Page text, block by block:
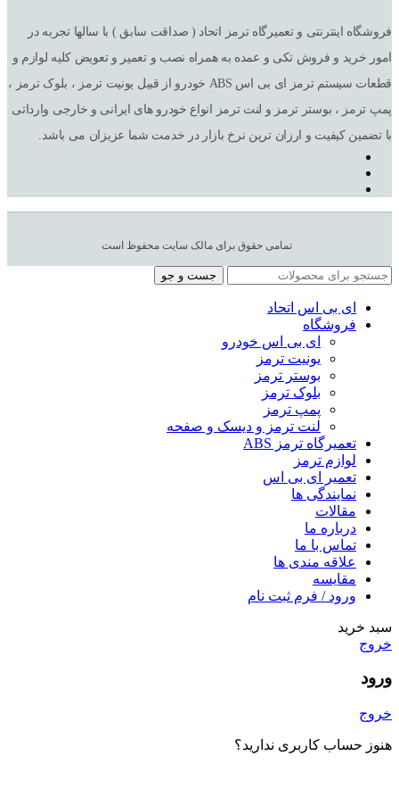
فروشگاه اینترنتی و تعمیرگاه ترمز اتحاد ( صداقت سابق ) با سالها تجربه در
امور خرید و فروش تکی و عمده به همراه نصب و تعمیر و تعویض کلیه لوازم و
قطعات سیستم ترمز ای بی اس ABS خودرو از قبیل یونیت ترمز ، بلوک ترمز ،
پمپ ترمز ، بوستر ترمز و لنت ترمز انواع خودرو های ایرانی و خارجی وارداتی
با تضمین کیفیت و ارزان ترین نرخ بازار در خدمت شما عزیزان می باشد.
تمامی حقوق برای مالک سایت محفوظ است
جست و جو
ای بی اس اتحاد
فروشگاه
ای بی اس خودرو
یونیت ترمز
بوستر ترمز
بلوک ترمز
پمپ ترمز
لنت ترمز و دیسک و صفحه
تعمیرگاه ترمز ABS
لوازم ترمز
تعمیر ای بی اس
نمایندگی ها
مقالات
درباره ما
تماس با ما
علاقه مندی ها
مقایسه
ورود / فرم ثبت نام
سبد خرید
خروج
ورود
خروج
هنوز حساب کاربری ندارید؟